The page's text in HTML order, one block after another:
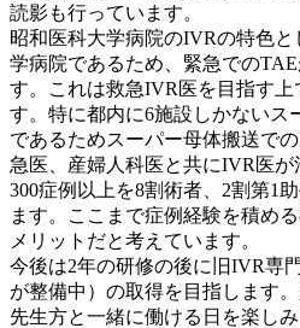
読影も行っています。
昭和医科大学病院のIVRの特色
学病院であるため、緊急での
す。これは救急IVR医を目指す
す。特に都内に6施設しかないス
であるためスーパー母体搬送で
急医、産婦人科医と共にIVR医
300症例以上を8割術者、2割第1
ます。ここまで症例経験を積め
メリットだと考えています。
今後は2年の研修の後に旧IVR専
が整備中）の取得を目指します
先生方と一緒に働ける日を楽しみ